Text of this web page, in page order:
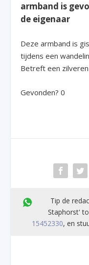
armband is
de eigenaar
Deze armband is
tijdens een
Betreft een
Gevonden? 0
Tip de
Staphorst'
15452330, en